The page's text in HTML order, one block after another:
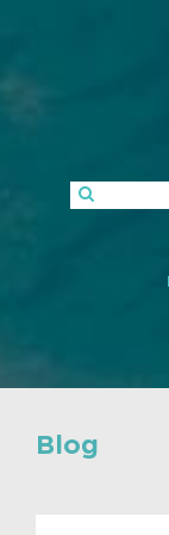
Blog